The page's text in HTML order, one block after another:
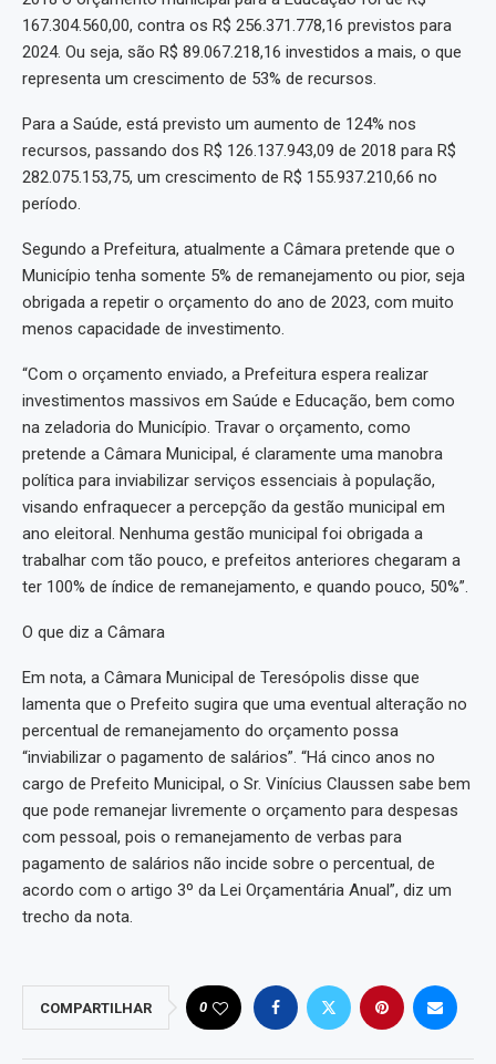
167.304.560,00, contra os R$ 256.371.778,16 previstos para
2024. Ou seja, são R$ 89.067.218,16 investidos a mais, o que
representa um crescimento de 53% de recursos.
Para a Saúde, está previsto um aumento de 124% nos
recursos, passando dos R$ 126.137.943,09 de 2018 para R$
282.075.153,75, um crescimento de R$ 155.937.210,66 no
período.
Segundo a Prefeitura, atualmente a Câmara pretende que o
Município tenha somente 5% de remanejamento ou pior, seja
obrigada a repetir o orçamento do ano de 2023, com muito
menos capacidade de investimento.
“Com o orçamento enviado, a Prefeitura espera realizar
investimentos massivos em Saúde e Educação, bem como
na zeladoria do Município. Travar o orçamento, como
pretende a Câmara Municipal, é claramente uma manobra
política para inviabilizar serviços essenciais à população,
visando enfraquecer a percepção da gestão municipal em
ano eleitoral. Nenhuma gestão municipal foi obrigada a
trabalhar com tão pouco, e prefeitos anteriores chegaram a
ter 100% de índice de remanejamento, e quando pouco, 50%”.
O que diz a Câmara
Em nota, a Câmara Municipal de Teresópolis disse que
lamenta que o Prefeito sugira que uma eventual alteração no
percentual de remanejamento do orçamento possa
“inviabilizar o pagamento de salários”. “Há cinco anos no
cargo de Prefeito Municipal, o Sr. Vinícius Claussen sabe bem
que pode remanejar livremente o orçamento para despesas
com pessoal, pois o remanejamento de verbas para
pagamento de salários não incide sobre o percentual, de
acordo com o artigo 3º da Lei Orçamentária Anual”, diz um
trecho da nota.
COMPARTILHAR 0